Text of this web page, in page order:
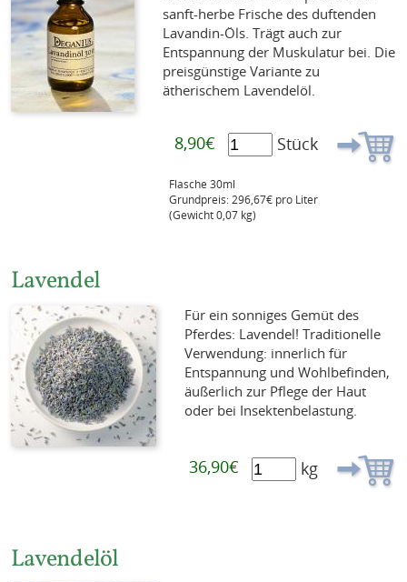
sanft-herbe Frische des duftenden
Lavandin-Öls. Trägt auch zur
Entspannung der Muskulatur bei. Die
preisgünstige Variante zu
ätherischem Lavendelöl.
8,90€ Stück
Flasche 30ml
Grundpreis: 296,67€ pro Liter
(Gewicht 0,07 kg)
Lavendel
Für ein sonniges Gemüt des
Pferdes: Lavendel! Traditionelle
Verwendung: innerlich für
Entspannung und Wohlbefinden,
äußerlich zur Pflege der Haut
oder bei Insektenbelastung.
36,90€ kg
Lavendelöl